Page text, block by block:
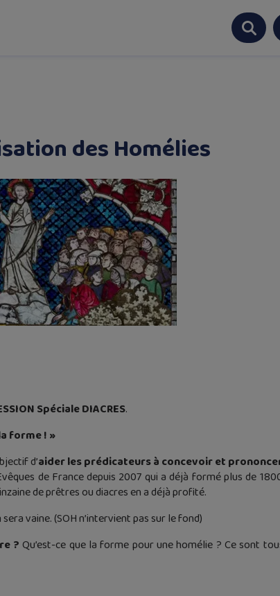
des Homélies
Spéciale DIACRES.
forme ! »
d’aider les prédicateurs à concevoir et
de France depuis 2007 qui a déjà formé plus de
de prêtres ou diacres en a déjà profité.
vaine. (SOH n’intervient pas sur le fond)
? Qu’est-ce que la forme pour une homélie ? Ce sont